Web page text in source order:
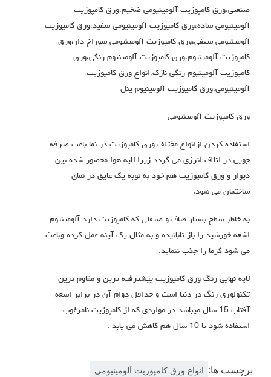
صنعتی،ورق کامپوزیت آلومینیومی ضخیم،ورق کامپوزیت
آلومینیومی ساده،ورق کامپوزیت آلومینیومی سفید،ورق کامپوزیت
آلومینیومی سقفی،ورق کامپوزیت آلومینیومی سوراخ دار،ورق
کامپوزیت آلومینیوم،ورق کامپوزیت آلومینیوم رنگی،ورق
کامپوزیت آلومینیوم رنگی نازک،انواع ورق کامپوزیت
آلومینیومی،ورق کامپوزیت آلومینیوم پنل
ورق کامپوزیت آلومینیومی
استفاده کردن ازانواع مختلف ورق کامپوزیت در نما باعث صرفه
جویی در اتلاف انرژی می گردد زیرا لایه هوا محصور شده بین
دیوار و ورق کامپوزیت هم خود به نوبه یک عایق در نمای
ساختمان می شود.
به خاطر سطح بسیار صاف و صیقلی که کامپوزیت دارد آلومینیوم
اشعه خورشید را باز تابانیده و به مثال یک آینه عمل کرده وباعث
می شود گرما را جذب ننماید.
لایه نهایی رنگ ورق کامپوزیت پیشترفته ترین و مقاوم ترین
تکنولوژی رنگ در دنیا است و حداقل دوام آن در برابر اشعه
آفتاب 15 سال میباشد در مواردی که از کامپوزیت نامرغوب
استفاده شود تا 10 سال هم کاهش می یابد .
برچسب ها: انواع ورق کامپوزیت آلومینیومی